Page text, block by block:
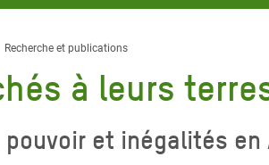
D'ACTION
Assainissement
Naturelles
au
Crise
NOS CAMPAGNES
Justice
la Communauté
Recherche et publications
à leurs
pouvoir et inégalités en